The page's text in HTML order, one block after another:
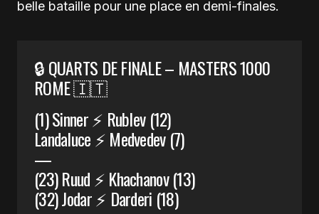
belle bataille pour une place en demi-finales.
🔒 QUARTS DE FINALE – MASTERS 1000
ROME 🇮🇹
(1) Sinner ⚡️ Rublev (12)
Landaluce ⚡️ Medvedev (7)
—
(23) Ruud ⚡️ Khachanov (13)
(32) Jodar ⚡️ Darderi (18)